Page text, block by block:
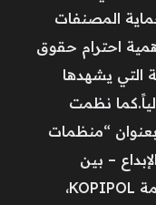
المصنفات
احترام حقوق
التي يشهدها
نظمت
“منظمات
– بين
الإمارات وبولندا”، بالتعاون مع منظمة KOPIPOL،